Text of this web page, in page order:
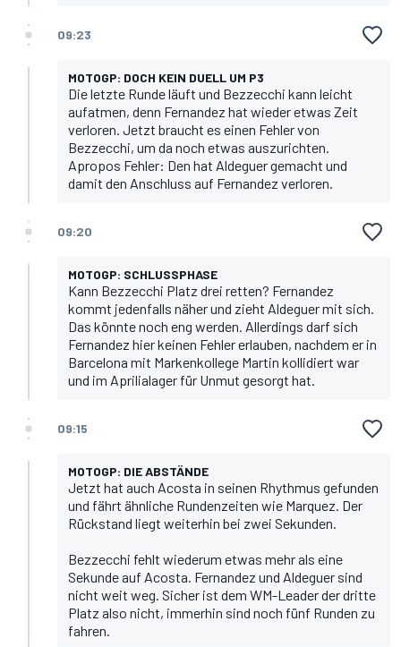
09:23
MOTOGP: DOCH KEIN DUELL UM P3
Die letzte Runde läuft und Bezzecchi kann leicht
aufatmen, denn Fernandez hat wieder etwas Zeit
verloren. Jetzt braucht es einen Fehler von
Bezzecchi, um da noch etwas auszurichten.
Apropos Fehler: Den hat Aldeguer gemacht und
damit den Anschluss auf Fernandez verloren.
09:20
MOTOGP: SCHLUSSPHASE
Kann Bezzecchi Platz drei retten? Fernandez
kommt jedenfalls näher und zieht Aldeguer mit sich.
Das könnte noch eng werden. Allerdings darf sich
Fernandez hier keinen Fehler erlauben, nachdem er in
Barcelona mit Markenkollege Martin kollidiert war
und im Aprilialager für Unmut gesorgt hat.
09:15
MOTOGP: DIE ABSTÄNDE
Jetzt hat auch Acosta in seinen Rhythmus gefunden
und fährt ähnliche Rundenzeiten wie Marquez. Der
Rückstand liegt weiterhin bei zwei Sekunden.
Bezzecchi fehlt wiederum etwas mehr als eine
Sekunde auf Acosta. Fernandez und Aldeguer sind
nicht weit weg. Sicher ist dem WM-Leader der dritte
Platz also nicht, immerhin sind noch fünf Runden zu
fahren.